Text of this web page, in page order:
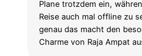
Plane trotzdem ein,
Reise auch mal offline zu
genau das macht den
Charme von Raja Ampat